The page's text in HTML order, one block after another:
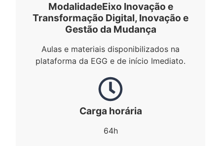
ModalidadeEixo Inovação e
Transformação Digital, Inovação e
Gestão da Mudança
Aulas e materiais disponibilizados na
plataforma da EGG e de início Imediato.
Carga horária
64h